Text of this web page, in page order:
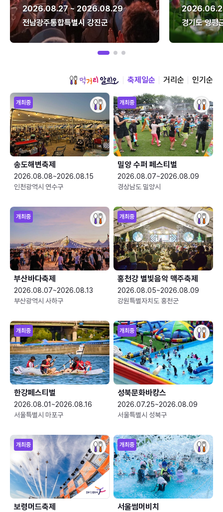
2026.08.27 ~ 2026.08.29
전남광주통합특별시 강진군
경기도 양평
축제일순 거리순 인기순
개최중
송도해변축제
2026.08.08~2026.08.15
인천광역시 연수구
개최중
밀양 수퍼 페스티벌
2026.08.07~2026.08.09
경상남도 밀양시
개최중
부산바다축제
2026.08.07~2026.08.13
부산광역시 사하구
개최중
홍천강 별빛음악 맥주축제
2026.08.05~2026.08.09
강원특별자치도 홍천군
개최중
한강페스티벌
2026.08.01~2026.08.16
서울특별시 마포구
개최중
성북문화바캉스
2026.07.25~2026.08.09
서울특별시 성북구
개최중
보령머드축제
개최중
서울썸머비치